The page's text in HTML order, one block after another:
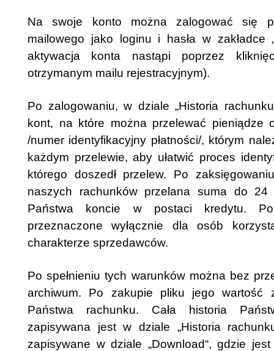
Na swoje konto można zalogować się
mailowego jako loginu i hasła w zakładce
aktywacja konta nastąpi poprzez
otrzymanym mailu rejestracyjnym).
Po zalogowaniu, w dziale „Historia
kont, na które można przelewać pieniądze
/numer identyfikacyjny płatności/, którym
każdym przelewie, aby ułatwić proces
którego doszedł przelew. Po
naszych rachunków przelana suma do
Państwa koncie w postaci kredytu.
przeznaczone wyłącznie dla osób
charakterze sprzedawców.
Po spełnieniu tych warunków można bez
archiwum. Po zakupie pliku jego wartość
Państwa rachunku. Cała historia
zapisywana jest w dziale „Historia
zapisywane w dziale „Download“, gdzie